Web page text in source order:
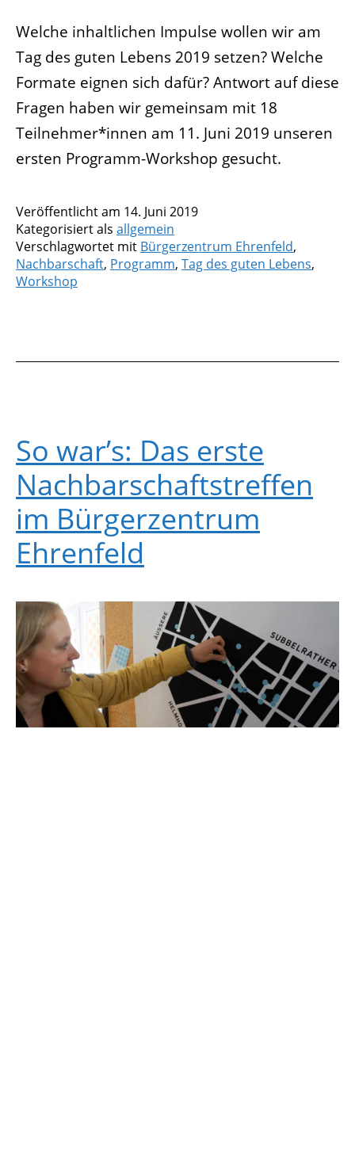
Welche inhaltlichen Impulse wollen wir am
Tag des guten Lebens 2019 setzen? Welche
Formate eignen sich dafür? Antwort auf diese
Fragen haben wir gemeinsam mit 18
Teilnehmer*innen am 11. Juni 2019 unseren
ersten Programm-Workshop gesucht.
Veröffentlicht am 14. Juni 2019
Kategorisiert als allgemein
Verschlagwortet mit Bürgerzentrum Ehrenfeld,
Nachbarschaft, Programm, Tag des guten Lebens,
Workshop
So war’s: Das erste
Nachbarschaftstreffen
im Bürgerzentrum
Ehrenfeld